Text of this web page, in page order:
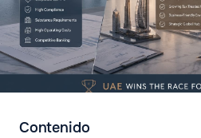
Contenido